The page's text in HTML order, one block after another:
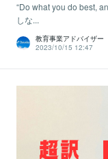
“Do what you do best,
しな...
教育事業アドバイザ
2023/10/15 12:47